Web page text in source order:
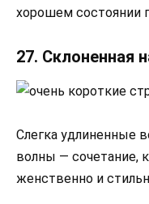
хорошем состоянии
27. Склоненная
Слегка удлиненные
волны — сочетание,
женственно и